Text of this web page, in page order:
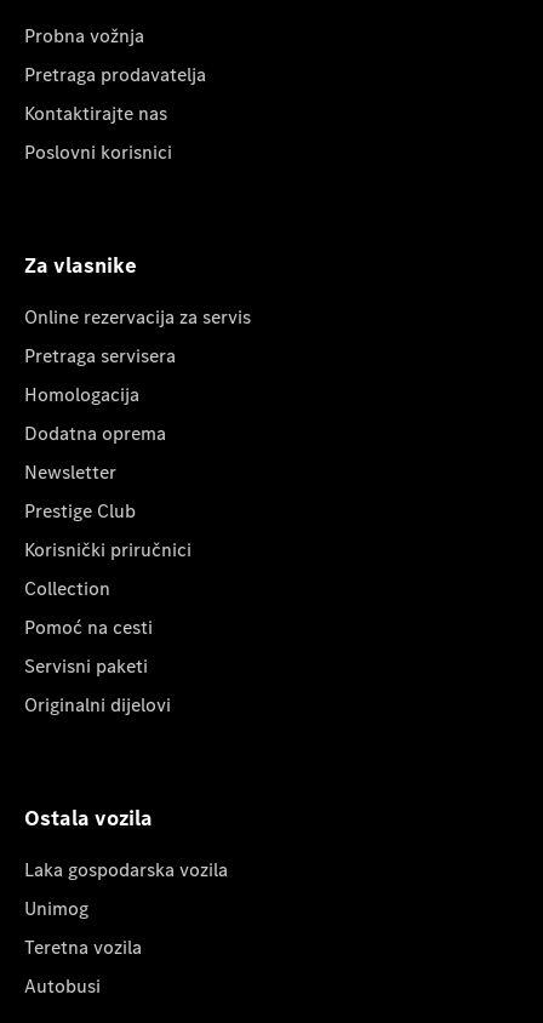
Probna vožnja
Pretraga prodavatelja
Kontaktirajte nas
Poslovni korisnici
Za vlasnike
Online rezervacija za servis
Pretraga servisera
Homologacija
Dodatna oprema
Newsletter
Prestige Club
Korisnički priručnici
Collection
Pomoć na cesti
Servisni paketi
Originalni dijelovi
Ostala vozila
Laka gospodarska vozila
Unimog
Teretna vozila
Autobusi